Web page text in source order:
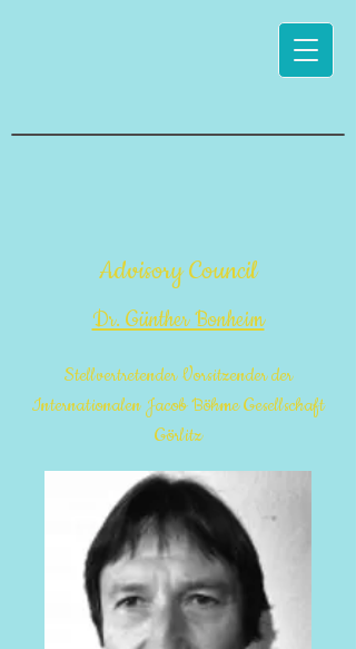
Advisory Council
Dr. Günther Bonheim
StellvertretenderVorsitzender der
Internationalen Jacob Böhme Gesellschaft
Görlitz